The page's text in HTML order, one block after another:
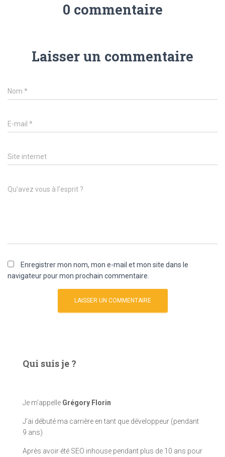
0 commentaire
Laisser un commentaire
Nom *
E-mail *
Site internet
Qu’avez vous à l’esprit ?
Enregistrer mon nom, mon e-mail et mon site dans le
navigateur pour mon prochain commentaire.
Qui suis je ?
Je m’appelle Grégory Florin
J’ai débuté ma carrière en tant que développeur (pendant
9 ans)
Après avoir été SEO inhouse pendant plus de 10 ans pour